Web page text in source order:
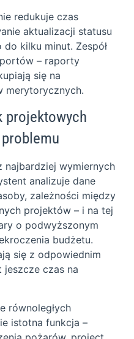
redukuje czas
aktualizacji statusu
kilku minut. Zespół
– raporty
się na
merytorycznych.
projektowych
najbardziej wymiernych
analizuje dane
zależności między
projektów – i na tej
o podwyższonym
budżetu.
się z odpowiednim
czas na
równoległych
istotna funkcja –